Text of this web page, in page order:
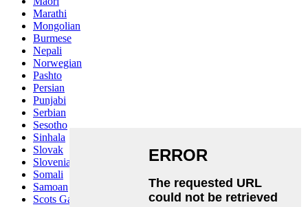
Marathi
Mongolian
Burmese
Nepali
Norwegian
Pashto
Persian
Punjabi
Serbian
Sesotho
Sinhala
Slovak
Slovenian
Somali
Samoan
Scots Gaelic